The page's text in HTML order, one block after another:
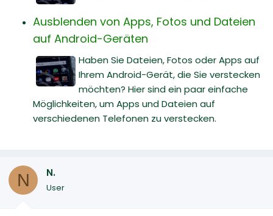
Ausblenden von Apps, Fotos und Dateien
auf Android-Geräten
Haben Sie Dateien, Fotos oder Apps auf
Ihrem Android-Gerät, die Sie verstecken
möchten? Hier sind ein paar einfache
Möglichkeiten, um Apps und Dateien auf
verschiedenen Telefonen zu verstecken.
N N.
User